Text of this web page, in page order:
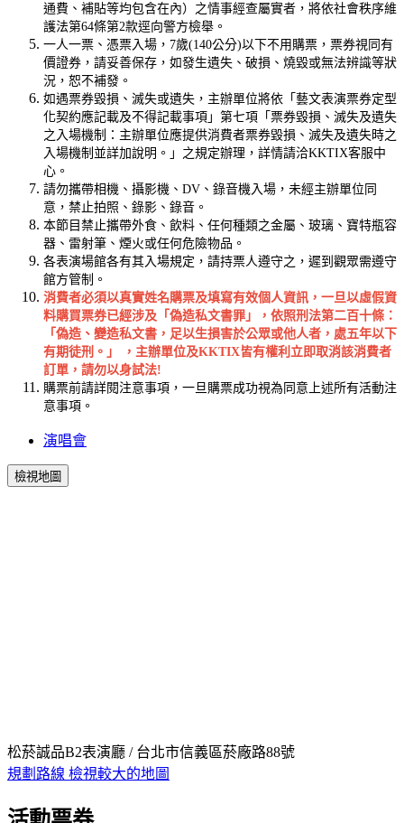
通費、補貼等均包含在內）之情事經查屬實者，將依社會秩序維
護法第64條第2款逕向警方檢舉。
一人一票、憑票入場，7歲(140公分)以下不用購票，票券視同有
價證券，請妥善保存，如發生遺失、破損、燒毀或無法辨識等狀
況，恕不補發。
如遇票券毀損、滅失或遺失，主辦單位將依「藝文表演票券定型
化契約應記載及不得記載事項」第七項「票券毀損、滅失及遺失
之入場機制：主辦單位應提供消費者票券毀損、滅失及遺失時之
入場機制並詳加說明。」之規定辦理，詳情請洽KKTIX客服中
心。
請勿攜帶相機、攝影機、DV、錄音機入場，未經主辦單位同
意，禁止拍照、錄影、錄音。
本節目禁止攜帶外食、飲料、任何種類之金屬、玻璃、寶特瓶容
器、雷射筆、煙火或任何危險物品。
各表演場館各有其入場規定，請持票人遵守之，遲到觀眾需遵守
館方管制。
消費者必須以真實姓名購票及填寫有效個人資訊，一旦以虛假資
料購買票券已經涉及「偽造私文書罪」，依照刑法第二百十條：
「偽造、變造私文書，足以生損害於公眾或他人者，處五年以下
有期徒刑。」 ，主辦單位及KKTIX皆有權利立即取消該消費者
訂單，請勿以身試法!
購票前請詳閱注意事項，一旦購票成功視為同意上述所有活動注
意事項。
演唱會
檢視地圖
松菸誠品B2表演廳 / 台北市信義區菸廠路88號
規劃路線 檢視較大的地圖